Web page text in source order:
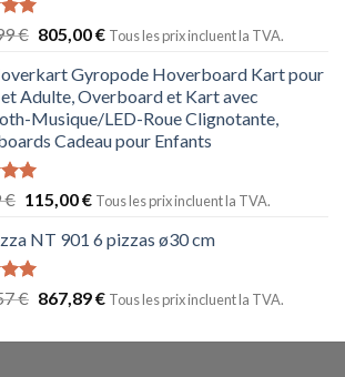
€ 805,00€ Tous les prix incluent la TVA.
Gyropode Hoverboard Kart pour
Adulte, Overboard et Kart avec
Musique/LED-Roue Clignotante,
Cadeau pour Enfants
€ 115,00€ Tous les prix incluent la TVA.
NT 901 6 pizzas ø30 cm
€ 867,89€ Tous les prix incluent la TVA.